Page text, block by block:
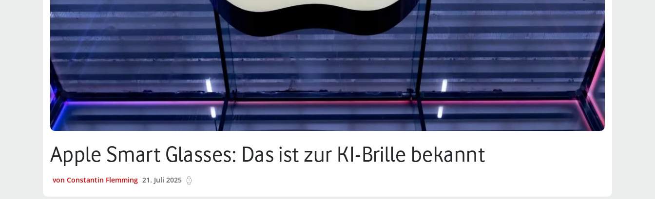
Apple Smart Glasses: Das ist zur KI-Brille bekannt
von Constantin Flemming 21. Juli 2025